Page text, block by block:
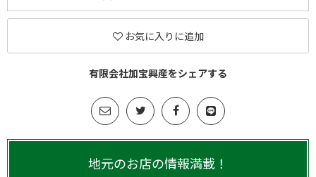
お気に入りに追加
有限会社加宝興産をシェアする
地元のお店の情報満載！